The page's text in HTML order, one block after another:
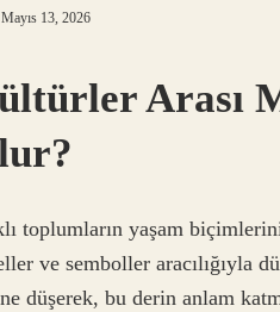
13, 2026
Arası
toplumların yaşam
ve semboller aracılığıyla
düşerek, bu derin anlam